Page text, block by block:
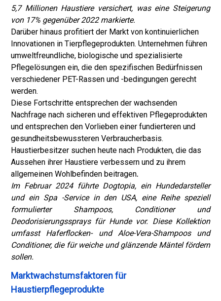
5,7 Millionen Haustiere versichert, was eine Steigerung
von 17% gegenüber 2022 markierte.
Darüber hinaus profitiert der Markt von kontinuierlichen
Innovationen in Tierpflegeprodukten. Unternehmen führen
umweltfreundliche, biologische und spezialisierte
Pflegelösungen ein, die den spezifischen Bedürfnissen
verschiedener PET-Rassen und -bedingungen gerecht
werden.
Diese Fortschritte entsprechen der wachsenden
Nachfrage nach sicheren und effektiven Pflegeprodukten
und entsprechen den Vorlieben einer fundierteren und
gesundheitsbewussteren Verbraucherbasis.
Haustierbesitzer suchen heute nach Produkten, die das
Aussehen ihrer Haustiere verbessern und zu ihrem
allgemeinen Wohlbefinden beitragen.
Im Februar 2024 führte Dogtopia, ein Hundedarsteller
und ein Spa -Service in den USA, eine Reihe speziell
formulierter Shampoos, Conditioner und
Deodorisierungssprays für Hunde vor. Diese Kollektion
umfasst Haferflocken- und Aloe-Vera-Shampoos und
Conditioner, die für weiche und glänzende Mäntel fördern
sollen.
Marktwachstumsfaktoren für
Haustierpflegeprodukte